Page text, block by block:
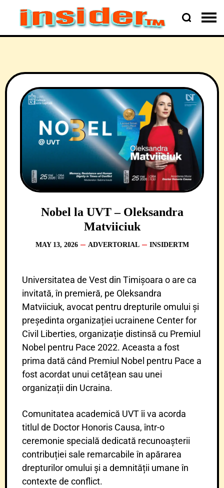
Nobel la UVT – Oleksandra
Matviiciuk
MAY 13, 2026 ADVERTORIAL INSIDERTM
Universitatea de Vest din Timișoara o are ca
invitată, în premieră, pe Oleksandra
Matviiciuk, avocat pentru drepturile omului și
președinta organizației ucrainene Center for
Civil Liberties, organizație distinsă cu Premiul
Nobel pentru Pace 2022. Aceasta a fost
prima dată când Premiul Nobel pentru Pace a
fost acordat unui cetățean sau unei
organizații din Ucraina.
Comunitatea academică UVT îi va acorda
titlul de Doctor Honoris Causa, într-o
ceremonie specială dedicată recunoașterii
contribuției sale remarcabile în apărarea
drepturilor omului și a demnității umane în
contexte de conflict.